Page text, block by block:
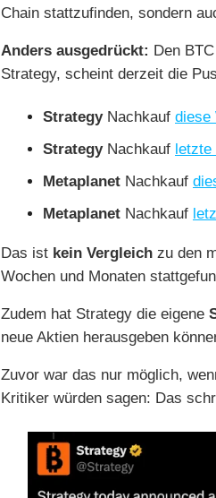
Chain stattzufinden, sondern
Anders ausgedrückt: Den
Strategy, scheint derzeit die
StrategyNachkauf diese
StrategyNachkauf letzte
Metaplanet Nachkauf
Metaplanet Nachkauf
Das ist kein Vergleich zu den
Wochen und Monaten
Zudem hat Strategy die eigene
neue Aktien herausgeben
Zuvor war das nur möglich,
Kritiker würden sagen: Das